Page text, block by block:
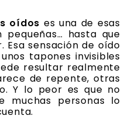
oídos es una de esas
pequeñas… hasta que
Esa sensación de oído
tapones invisibles
resultar realmente
de repente, otras
Y lo peor es que no
muchas personas lo